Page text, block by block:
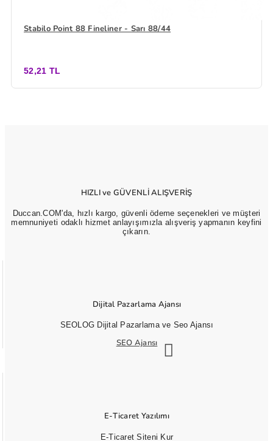
Stabilo Point 88 Fineliner - Sarı 88/44
52,21 TL
HIZLI ve GÜVENLİ ALIŞVERİŞ
Duccan.COM'da, hızlı kargo, güvenli ödeme seçenekleri ve müşteri
memnuniyeti odaklı hizmet anlayışımızla alışveriş yapmanın keyfini
çıkarın.
Dijital Pazarlama Ajansı
SEOLOG Dijital Pazarlama ve Seo Ajansı
SEO Ajansı
E-Ticaret Yazılımı
E-Ticaret Siteni Kur